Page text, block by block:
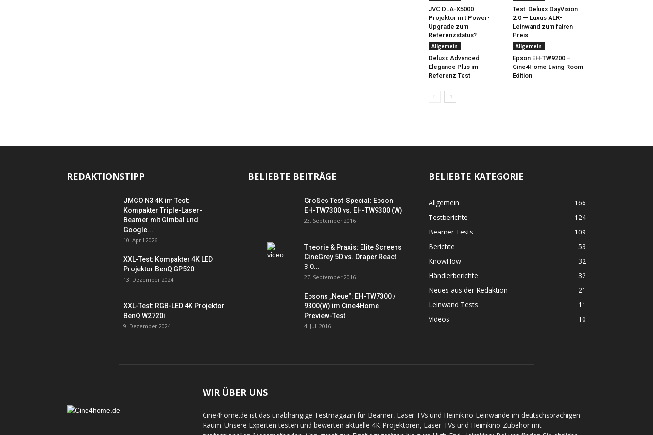
JVC DLA-X5000
Projektor mit Power-
Upgrade zum
Referenzstatus?
Test: Deluxx DayVision
2.0 — Luxus ALR-
Leinwand zum fairen
Preis
Allgemein
Deluxx Advanced
Elegance Plus im
Referenz Test
Allgemein
Epson EH-TW9200 –
Cine4Home Living Room
Edition
REDAKTIONSTIPP
JMGO N3 4K im Test:
Kompakter Triple-Laser-
Beamer mit Gimbal und
Google...
10. April 2026
XXL-Test: Kompakter 4K LED
Projektor BenQ GP520
13. Dezember 2024
XXL-Test: RGB-LED 4K Projektor
BenQ W2720i
9. Dezember 2024
BELIEBTE BEITRÄGE
Großes Test-Special: Epson
EH-TW7300 vs. EH-TW9300 (W)
23. September 2016
Theorie & Praxis: Elite Screens
CineGrey 5D vs. Draper React
3.0...
27. September 2016
Epsons „Neue“: EH-TW7300 /
9300(W) im Cine4Home
Preview-Test
4. Juli 2016
BELIEBTE KATEGORIE
Allgemein
166
Testberichte
124
Beamer Tests
109
Berichte
53
KnowHow
32
Händlerberichte
32
Neues aus der Redaktion
21
Leinwand Tests
11
Videos
10
WIR ÜBER UNS
Cine4home.de ist das unabhängige Testmagazin für Beamer, Laser TVs und Heimkino-Leinwände im deutschsprachigen
Raum. Unsere Experten testen und bewerten aktuelle 4K-Projektoren, Laser-TVs und Heimkino-Zubehör mit